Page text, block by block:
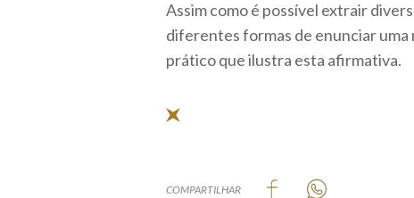
Assim como é possível extrair
diferentes formas de enunciar uma
prático que ilustra esta afirmativa.
COMPARTILHAR